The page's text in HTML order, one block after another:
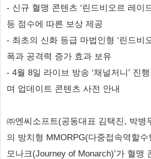
- 신규 혈맹 콘텐츠 ‘린드비오르 레이
등 점수에 따른 보상 제공
- 최초의 신화 등급 마법인형 ‘린드비
폭과 공격력 증가 효과 보유
- 4월 8일 라이브 방송 ‘채널저니’ 진
며 업데이트 콘텐츠 사전 안내
㈜엔씨소프트(공동대표 김택진, 박병
의 방치형 MMORPG(다중접속역할수
모나크(Journey of Monarch)’가 혈맹